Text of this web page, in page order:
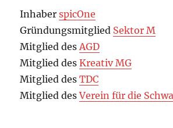
InhaberspicOne
Gründungsmitglied Sektor M
Mitglied desAGD
Mitglied desKreativ MG
Mitglied desTDC
Mitglied desVerein für die